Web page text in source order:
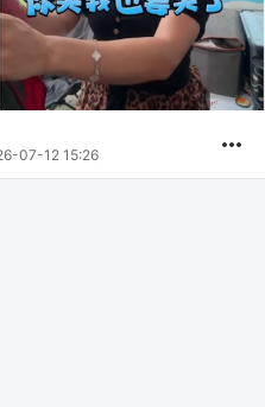
07-12 15:26